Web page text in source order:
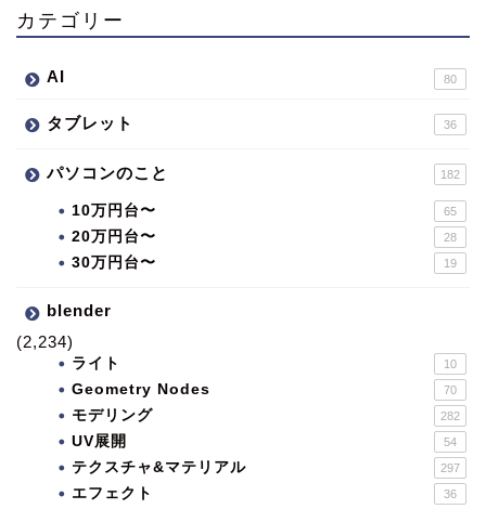
カテゴリー
AI 80
タブレット 36
パソコンのこと 182
10万円台〜 65
20万円台〜 28
30万円台〜 19
blender
(2,234)
ライト 10
Geometry Nodes 70
モデリング 282
UV展開 54
テクスチャ&マテリアル 297
エフェクト 36